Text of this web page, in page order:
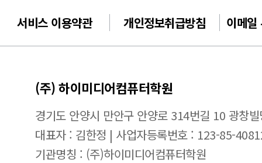
서비스 이용약관 개인정보취급방침 이메일
(주) 하이미디어컴퓨터학원
경기도 안양시 만안구 안양로 314번길 10 광창
대표자 : 김한정 | 사업자등록번호 : 123-85-
기관명칭 : (주)하이미디어컴퓨터학원